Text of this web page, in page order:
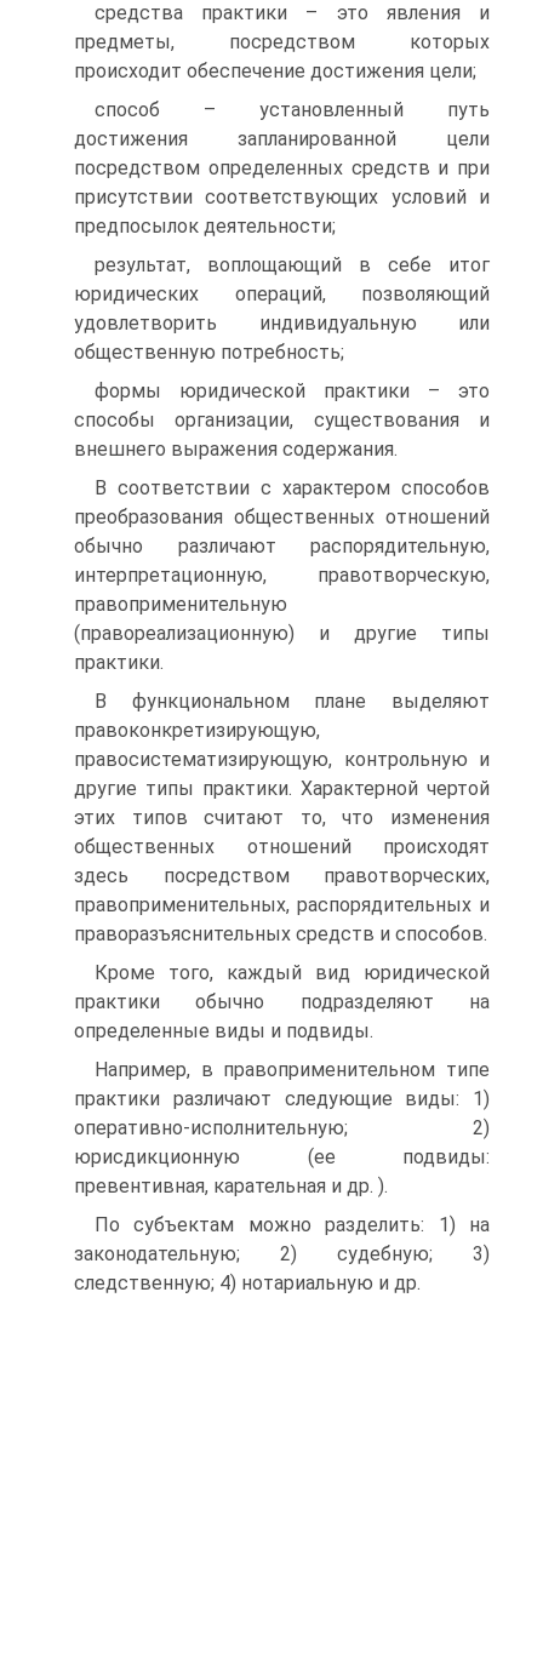
средства практики – это явления и
предметы, посредством которых
происходит обеспечение достижения цели;
способ – установленный путь
достижения запланированной цели
посредством определенных средств и при
присутствии соответствующих условий и
предпосылок деятельности;
результат, воплощающий в себе итог
юридических операций, позволяющий
удовлетворить индивидуальную или
общественную потребность;
формы юридической практики – это
способы организации, существования и
внешнего выражения содержания.
В соответствии с характером способов
преобразования общественных отношений
обычно различают распорядительную,
интерпретационную, правотворческую,
правоприменительную
(правореализационную) и другие типы
практики.
В функциональном плане выделяют
правоконкретизирующую,
правосистематизирующую, контрольную и
другие типы практики. Характерной чертой
этих типов считают то, что изменения
общественных отношений происходят
здесь посредством правотворческих,
правоприменительных, распорядительных и
праворазъяснительных средств и способов.
Кроме того, каждый вид юридической
практики обычно подразделяют на
определенные виды и подвиды.
Например, в правоприменительном типе
практики различают следующие виды: 1)
оперативно-исполнительную; 2)
юрисдикционную (ее подвиды:
превентивная, карательная и др. ).
По субъектам можно разделить: 1) на
законодательную; 2) судебную; 3)
следственную; 4) нотариальную и др.